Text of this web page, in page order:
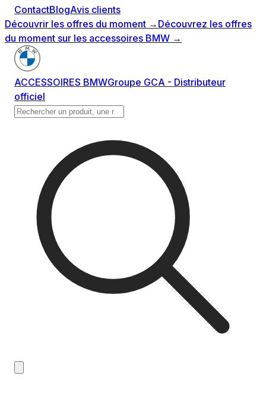
ContactBlogAvis clients
Découvrir les offres du moment → Découvrez les offres
du moment sur les accessoires BMW →
ACCESSOIRES BMWGroupe GCA - Distributeur
officiel